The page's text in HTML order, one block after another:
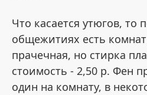
Что касается утюгов, то
общежитиях есть
прачечная, но стирка
стоимость - 2,50 р. Фен
один на комнату, в